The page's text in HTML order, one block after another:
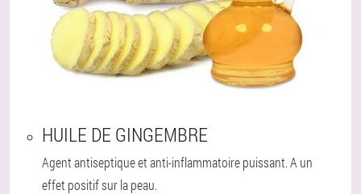
HUILE DE GINGEMBRE
Agent antiseptique et anti-inflammatoire puissant. A un
effet positif sur la peau.